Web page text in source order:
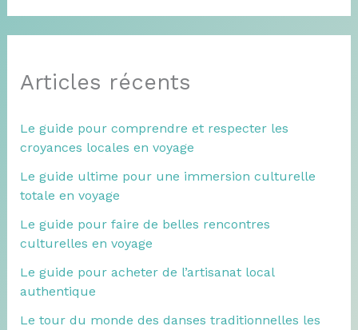
Articles récents
Le guide pour comprendre et respecter les
croyances locales en voyage
Le guide ultime pour une immersion culturelle
totale en voyage
Le guide pour faire de belles rencontres
culturelles en voyage
Le guide pour acheter de l’artisanat local
authentique
Le tour du monde des danses traditionnelles les